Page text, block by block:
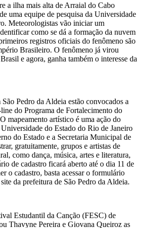
a ilha mais alta de Arraial do Cabo
uma equipe de pesquisa da Universidade
Meteorologistas vão iniciar um
como se dá a formação da nuvem
registros oficiais do fenômeno são
Brasileiro. O fenômeno já virou
e agora, ganha também o interesse da
São Pedro da Aldeia estão convocados a
do Programa de Fortalecimento do
mapeamento artístico é uma ação do
do Estado do Rio de Janeiro
do Estado e a Secretaria Municipal de
gratuitamente, grupos e artistas de
como dança, música, artes e literatura,
de cadastro ficará aberto até o dia 11 de
o cadastro, basta acessar o formulário
da prefeitura de São Pedro da Aldeia.
Estudantil da Canção (FESC) de
Thavyne Pereira e Giovana Queiroz as